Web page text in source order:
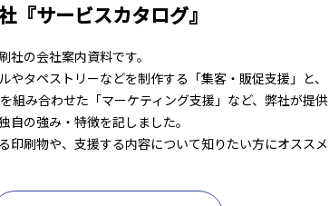
『サービスカタログ』
社の会社案内資料です。
やタペストリーなどを制作する「集客・販促支援」と、
組み合わせた「マーケティング支援」など、弊社が提供
自の強み・特徴を記しました。
印刷物や、支援する内容について知りたい方にオススメ